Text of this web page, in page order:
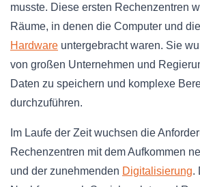
musste. Diese ersten Rechenzentren
Räume, in denen die Computer und
Hardware untergebracht waren. Sie
von großen Unternehmen und
Daten zu speichern und komplexe
durchzuführen.
Im Laufe der Zeit wuchsen die
Rechenzentren mit dem Aufkommen
und der zunehmenden Digitalisierung.